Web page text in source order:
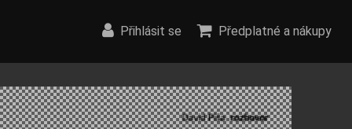
Přihlásit se Předplatné a nákupy